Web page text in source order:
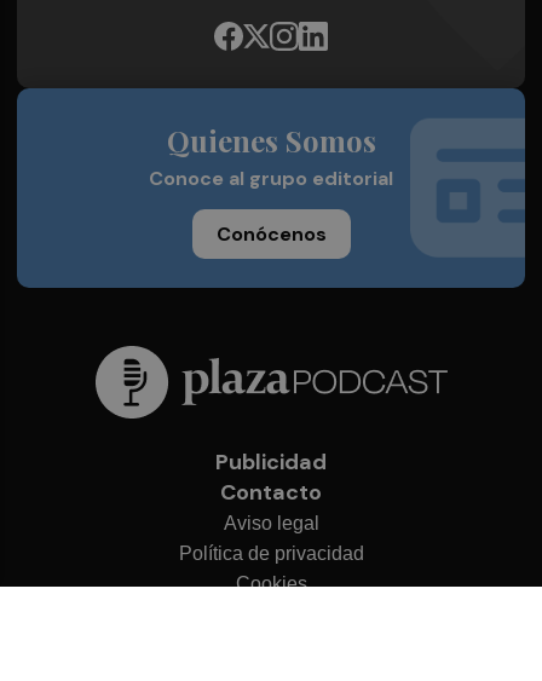
Quienes Somos
Conoce al grupo editorial
Conócenos
Publicidad
Contacto
Aviso legal
Política de privacidad
Cookies